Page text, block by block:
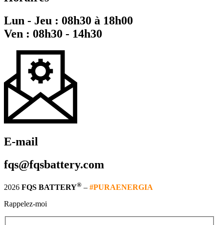
Lun - Jeu : 08h30 à 18h00
Ven : 08h30 - 14h30
E-mail
fqs@fqsbattery.com
2026 FQS BATTERY® – #PURAENERGIA
Rappelez-moi